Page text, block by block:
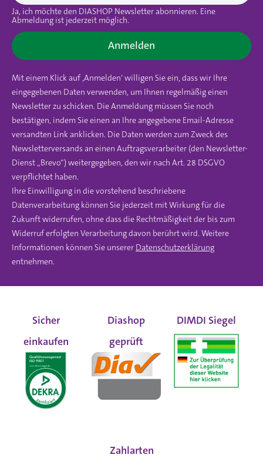
Ja, ich möchte den DIASHOP Newsletter abonnieren. Eine
Abmeldung ist jederzeit möglich.
Anmelden
Mit einem Klick auf ‚Anmelden‘ willigen Sie ein, dass wir Ihre
eingegebenen Daten verwenden, um Ihnen regelmäßig einen
Newsletter zu schicken. Die Anmeldung müssen Sie noch
bestätigen, indem Sie einen an Ihre angegebene Email-Adresse
versandten Link anklicken. Die Daten werden zum Zweck des
Newsletterversands an einen Auftragsverarbeiter (den Newsletter-
Dienst „Brevo“) weitergegeben, den wir nach Art. 28 DSGVO
verpflichtet haben.
Ihre Einwilligung in die vorstehend beschriebene
Datenverarbeitung können Sie jederzeit mit Wirkung für die
Zukunft widerrufen, ohne dass die Rechtmäßigkeit der bis zum
Widerruf erfolgten Verarbeitung davon berührt wird. Weitere
Informationen können Sie unserer Datenschutzerklärung
entnehmen.
Sicher
einkaufen
Diashop
geprüft
DIMDI Siegel
Zahlarten